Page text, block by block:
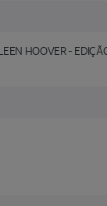
HOOVER -